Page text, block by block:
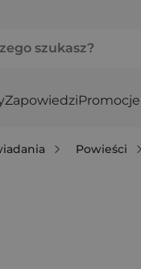
ZapowiedziPromocje
Powieści